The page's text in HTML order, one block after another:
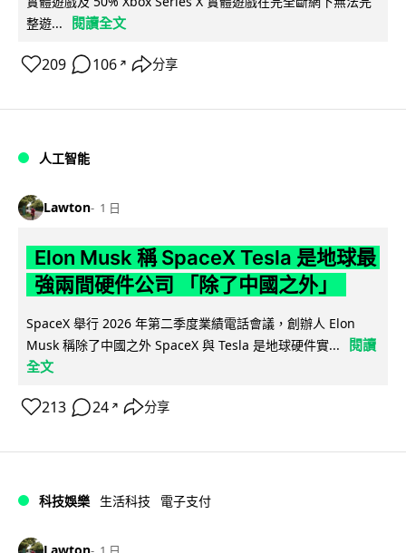
整遊...
閱讀全文
209 106 ↗ 分享
人工智能
Lawton 1 日
Elon Musk 稱 SpaceX Tesla 是地球最
強兩間硬件公司 「除了中國之外」
SpaceX 舉行 2026 年第二季度業績電話會議，創辦人 Elon
Musk 稱除了中國之外 SpaceX 與 Tesla 是地球硬件實...
閱讀
全文
213 24 ↗ 分享
科技娛樂 生活科技 電子支付